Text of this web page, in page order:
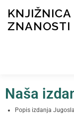
KNJIŽNICA
ZNANOSTI
NOVOSTI O
Naša
Popis izdanja